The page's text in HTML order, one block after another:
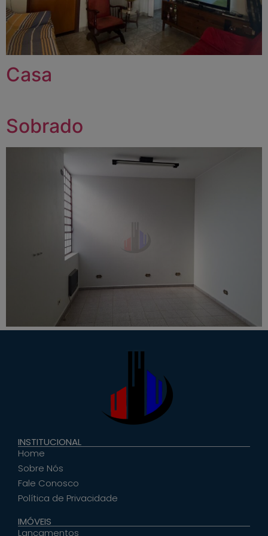
Casa
Sobrado
INSTITUCIONAL
Home
Sobre Nós
Fale Conosco
Política de Privacidade
IMÓVEIS
Lançamentos